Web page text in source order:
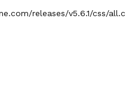
releases/v5.6.1/css/all.c